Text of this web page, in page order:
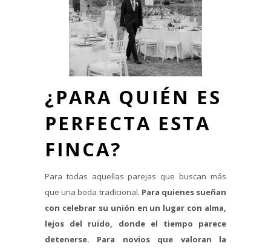
¿PARA QUIÉN ES
PERFECTA ESTA
FINCA?
Para todas aquellas parejas que buscan más
que una boda tradicional. Para quienes sueñan
con celebrar su unión en un lugar con alma,
lejos del ruido, donde el tiempo parece
detenerse. Para novios que valoran la